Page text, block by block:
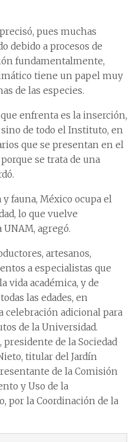
pues muchas
debido a procesos de
fundamentalmente,
tiene un papel muy
de las especies.
enfrenta es la inserción,
de todo el Instituto, en
que se presentan en el
se trata de una
fauna, México ocupa el
lo que vuelve
agregó.
artesanos,
a especialistas que
vida académica, y de
las edades, en
celebración adicional para
de la Universidad.
de la Sociedad
titular del Jardín
de la Comisión
y Uso de la
por la Coordinación de la